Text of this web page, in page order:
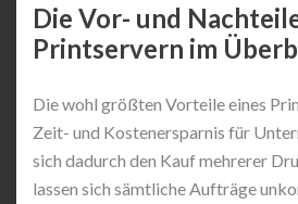
Die Vor- und
Printservern im
Die wohl größten Vorteile eines
Zeit- und Kostenersparnis für
sich dadurch den Kauf mehrerer
lassen sich sämtliche Aufträge